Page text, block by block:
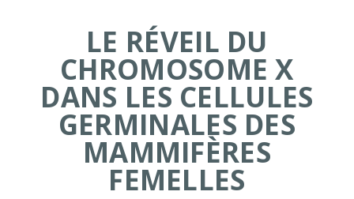
LE RÉVEIL DU
CHROMOSOME X
DANS LES CELLULES
GERMINALES DES
MAMMIFÈRES
FEMELLES